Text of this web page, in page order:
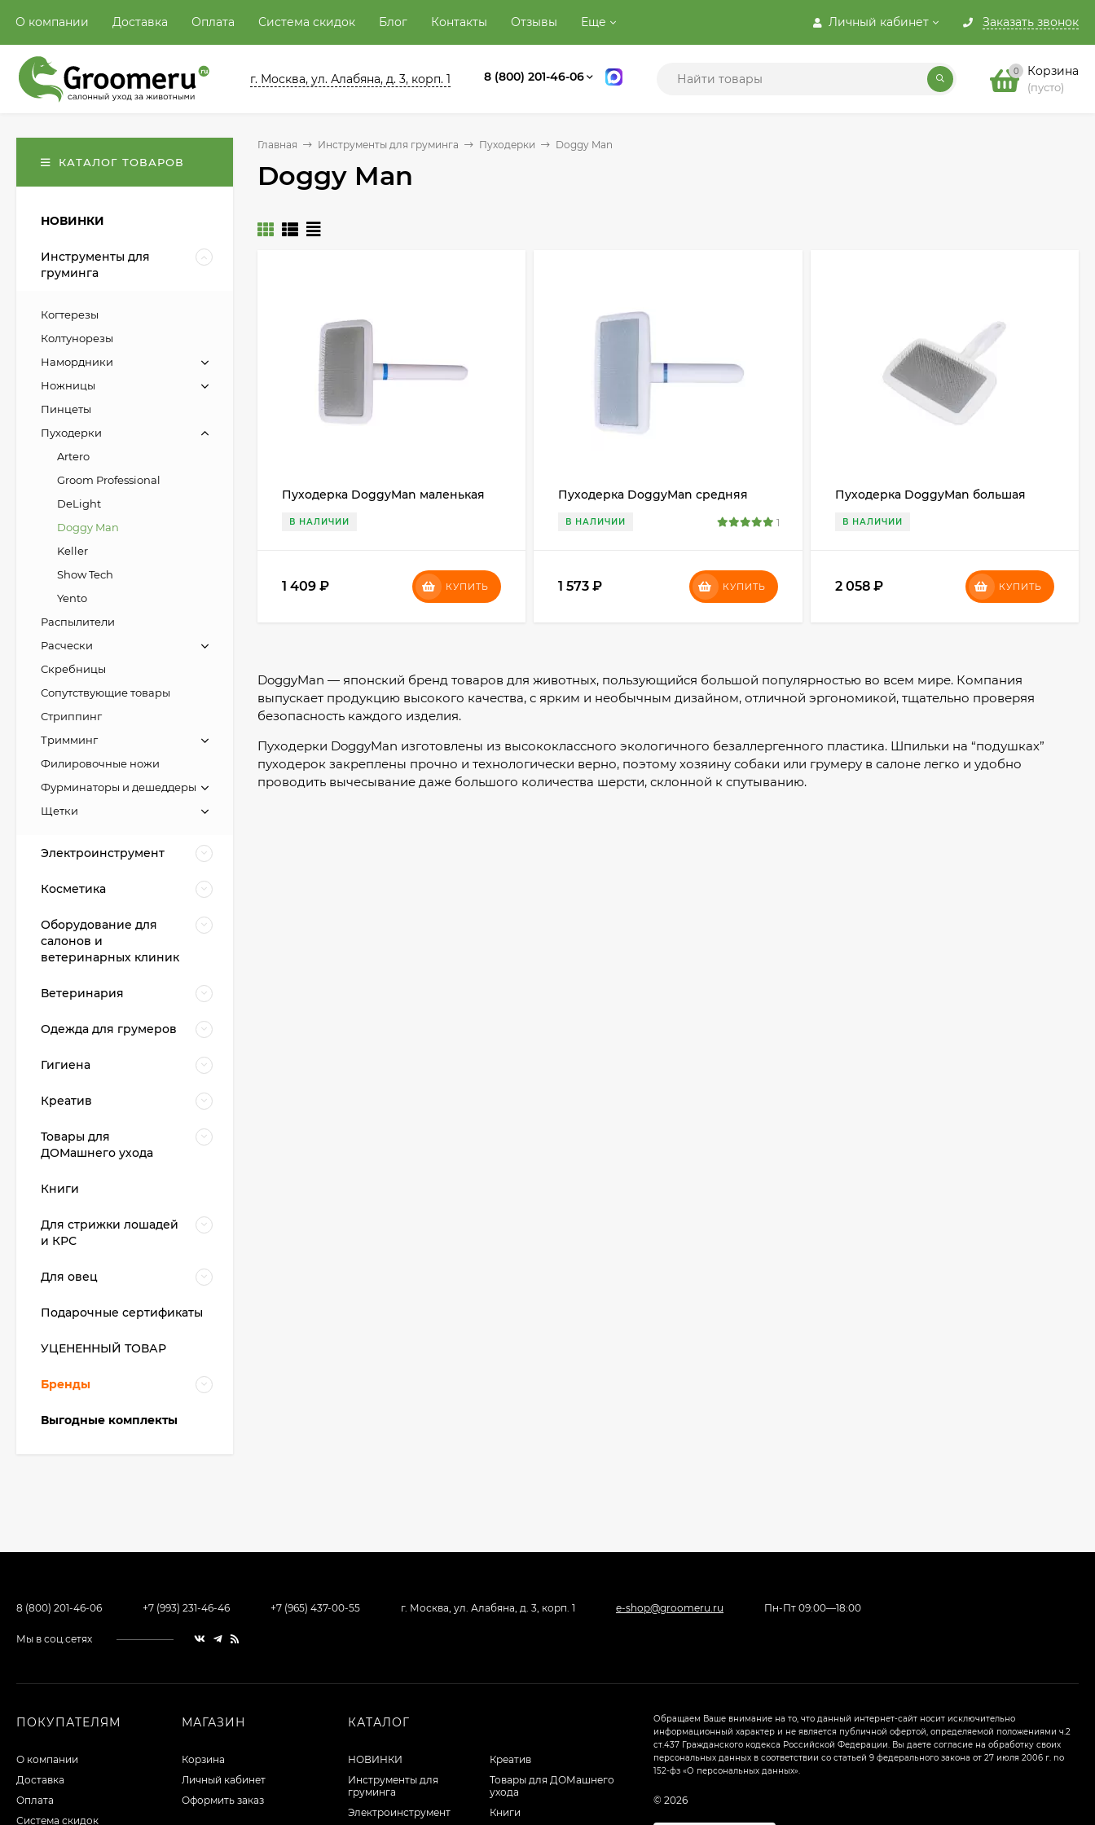
Личный кабинет Заказать звонок
О компании Доставка Оплата Система скидок Блог Контакты Отзывы Еще
г. Москва, ул. Алабяна, д. 3, корп. 1 8 (800) 201-46-06 0 Корзина
(пусто)
Главная Инструменты для груминга Пуходерки Doggy Man
Doggy Man
Пуходерка DoggyMan маленькая
В НАЛИЧИИ
1 409 ₽ КУПИТЬ
Пуходерка DoggyMan средняя
В НАЛИЧИИ 1
1 573₽ КУПИТЬ
Пуходерка DoggyMan большая
В НАЛИЧИИ
2 058 ₽ КУПИТЬ
DoggyMan — японский бренд товаров для животных, пользующийся большой популярностью во всем мире. Компания
выпускает продукцию высокого качества, с ярким и необычным дизайном, отличной эргономикой, тщательно проверяя
безопасность каждого изделия.
Пуходерки DoggyMan изготовлены из высококлассного экологичного безаллергенного пластика. Шпильки на “подушках”
пуходерок закреплены прочно и технологически верно, поэтому хозяину собаки или грумеру в салоне легко и удобно
проводить вычесывание даже большого количества шерсти, склонной к спутыванию.
КАТАЛОГ ТОВАРОВ
НОВИНКИ
Инструменты для
груминга
Когтерезы
Колтунорезы
Намордники
Ножницы
Пинцеты
Пуходерки
Artero
Groom Professional
DeLight
Doggy Man
Keller
Show Tech
Yento
Распылители
Расчески
Скребницы
Сопутствующие товары
Стриппинг
Тримминг
Филировочные ножи
Фурминаторы и дешеддеры
Щетки
Электроинструмент
Косметика
Оборудование для
салонов и
ветеринарных клиник
Ветеринария
Одежда для грумеров
Гигиена
Креатив
Товары для
ДОМашнего ухода
Книги
Для стрижки лошадей
и КРС
Для овец
Подарочные сертификаты
УЦЕНЕННЫЙ ТОВАР
Бренды
Выгодные комплекты
8 (800) 201-46-06 +7 (993) 231-46-46 +7 (965) 437-00-55 г. Москва, ул. Алабяна, д. 3, корп. 1 e-shop@groomeru.ru Пн-Пт 09:00—18:00
Мы в соц.сетях
ПОКУПАТЕЛЯМ
О компании
Доставка
Оплата
Система скидок
МАГАЗИН
Корзина
Личный кабинет
Оформить заказ
КАТАЛОГ
НОВИНКИ
Инструменты для
груминга
Электроинструмент
Креатив
Товары для ДОМашнего
ухода
Книги
Обращаем Ваше внимание на то, что данный интернет-сайт носит исключительно
информационный характер и не является публичной офертой, определяемой положениями ч.2
ст.437 Гражданского кодекса Российской Федерации. Вы даете согласие на обработку своих
персональных данных в соответствии со статьей 9 федерального закона от 27 июля 2006 г. nо
152-фз «О персональных данных».
© 2026